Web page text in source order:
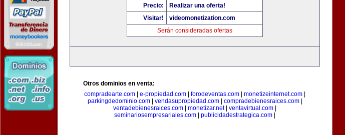
Precio:
Realizar una oferta!
Visitar!
videomonetization.com
Serán consideradas ofertas
Otros dominios en venta:
compradearte.com
e-propiedad.com forodeventas.com monetizeinternet.com
parkingdedominio.com| vendasupropiedad.com| compradebienesraices.com|
ventadebienesraices.com
monetizar.net| ventavirtual.com
seminariosempresariales.com
publicidadestrategica.com